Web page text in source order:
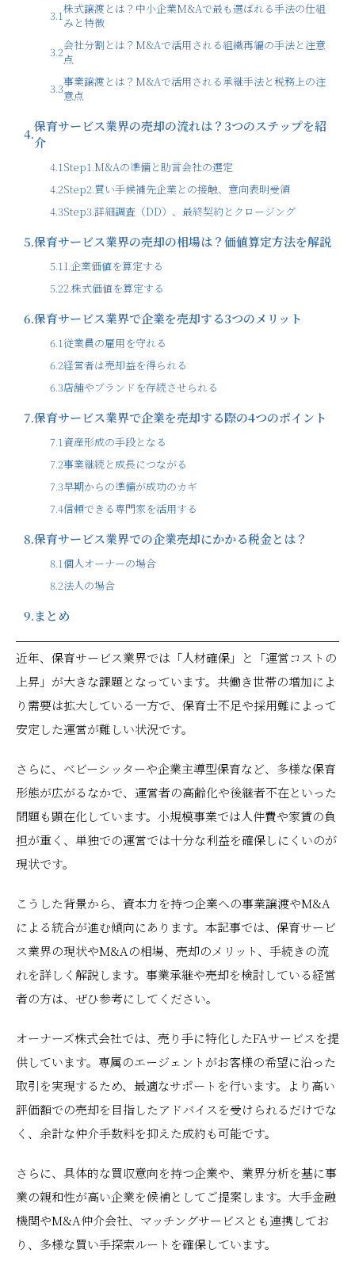
3.1株式譲渡とは？中小企業M&Aで最も選ばれる手法の仕組
みと特徴
3.2会社分割とは？M&Aで活用される組織再編の手法と注意
点
3.3事業譲渡とは？M&Aで活用される承継手法と税務上の注
意点
4.保育サービス業界の売却の流れは？3つのステップを紹
介
4.1Step1.M&Aの準備と助言会社の選定
4.2Step2.買い手候補先企業との接触、意向表明受領
4.3Step3.詳細調査（DD）、最終契約とクロージング
5.保育サービス業界の売却の相場は？価値算定方法を解説
5.11.企業価値を算定する
5.22.株式価値を算定する
6.保育サービス業界で企業を売却する3つのメリット
6.1従業員の雇用を守れる
6.2経営者は売却益を得られる
6.3店舗やブランドを存続させられる
7.保育サービス業界で企業を売却する際の4つのポイント
7.1資産形成の手段となる
7.2事業継続と成長につながる
7.3早期からの準備が成功のカギ
7.4信頼できる専門家を活用する
8.保育サービス業界での企業売却にかかる税金とは？
8.1個人オーナーの場合
8.2法人の場合
9.まとめ
近年、保育サービス業界では「人材確保」と「運営コストの
上昇」が大きな課題となっています。共働き世帯の増加によ
り需要は拡大している一方で、保育士不足や採用難によって
安定した運営が難しい状況です。
さらに、ベビーシッターや企業主導型保育など、多様な保育
形態が広がるなかで、運営者の高齢化や後継者不在といった
問題も顕在化しています。小規模事業では人件費や家賃の負
担が重く、単独での運営では十分な利益を確保しにくいのが
現状です。
こうした背景から、資本力を持つ企業への事業譲渡やM&A
による統合が進む傾向にあります。本記事では、保育サービ
ス業界の現状やM&Aの相場、売却のメリット、手続きの流
れを詳しく解説します。事業承継や売却を検討している経営
者の方は、ぜひ参考にしてください。
オーナーズ株式会社では、売り手に特化したFAサービスを提
供しています。専属のエージェントがお客様の希望に沿った
取引を実現するため、最適なサポートを行います。より高い
評価額での売却を目指したアドバイスを受けられるだけでな
く、余計な仲介手数料を抑えた成約も可能です。
さらに、具体的な買収意向を持つ企業や、業界分析を基に事
業の親和性が高い企業を候補としてご提案します。大手金融
機関やM&A仲介会社、マッチングサービスとも連携してお
り、多様な買い手探索ルートを確保しています。